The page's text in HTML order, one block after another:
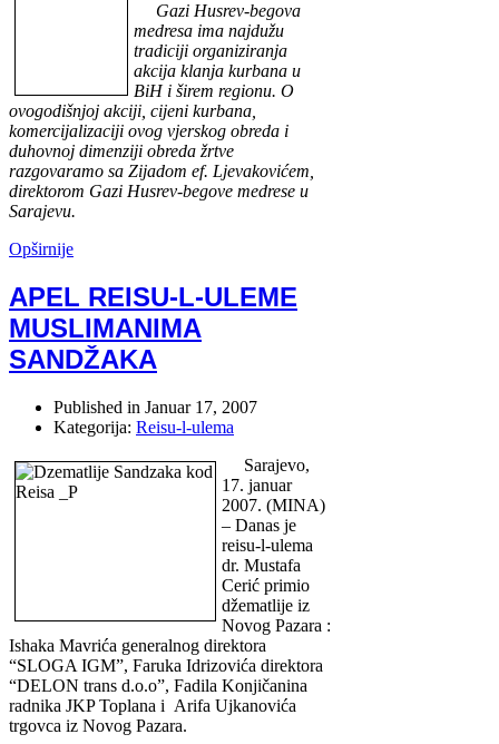
Gazi Husrev-begova
medresa ima najdužu
tradiciji organiziranja
akcija klanja kurbana u
BiH i širem regionu. O
ovogodišnjoj akciji, cijeni kurbana,
komercijalizaciji ovog vjerskog obreda i
duhovnoj dimenziji obreda žrtve
razgovaramo sa Zijadom ef. Ljevakovićem,
direktorom Gazi Husrev-begove medrese u
Sarajevu.
Opširnije
APEL REISU-L-ULEME
MUSLIMANIMA
SANDŽAKA
Published in Januar 17, 2007
Kategorija: Reisu-l-ulema
Sarajevo,
17. januar
2007. (MINA)
– Danas je
reisu-l-ulema
dr. Mustafa
Cerić primio
džematlije iz
Novog Pazara :
Ishaka Mavrića generalnog direktora
“SLOGA IGM”, Faruka Idrizovića direktora
“DELON trans d.o.o”, Fadila Konjičanina
radnika JKP Toplana i Arifa Ujkanovića
trgovca iz Novog Pazara.